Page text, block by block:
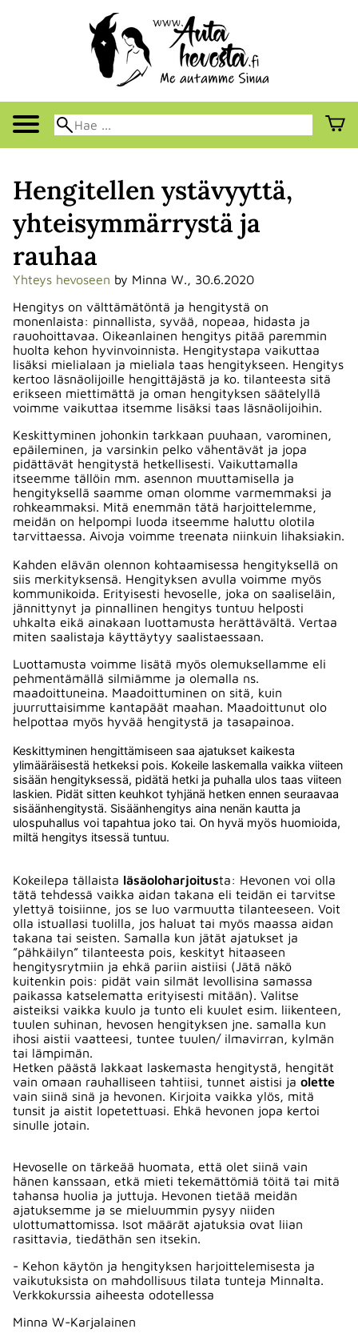
Hengitellen ystävyyttä,
yhteisymmärrystä ja
rauhaa
Yhteys hevoseen by Minna W., 30.6.2020
Hengitys on välttämätöntä ja hengitystä on
monenlaista: pinnallista, syvää, nopeaa, hidasta ja
rauohoittavaa. Oikeanlainen hengitys pitää paremmin
huolta kehon hyvinvoinnista. Hengitystapa vaikuttaa
lisäksi mielialaan ja mieliala taas hengitykseen. Hengitys
kertoo läsnäolijoille hengittäjästä ja ko. tilanteesta sitä
erikseen miettimättä ja oman hengityksen säätelyllä
voimme vaikuttaa itsemme lisäksi taas läsnäolijoihin.
Keskittyminen johonkin tarkkaan puuhaan, varominen,
epäileminen, ja varsinkin pelko vähentävät ja jopa
pidättävät hengitystä hetkellisesti. Vaikuttamalla
itseemme tällöin mm. asennon muuttamisella ja
hengityksellä saamme oman olomme varmemmaksi ja
rohkeammaksi. Mitä enemmän tätä harjoittelemme,
meidän on helpompi luoda itseemme haluttu olotila
tarvittaessa. Aivoja voimme treenata niinkuin lihaksiakin.
Kahden elävän olennon kohtaamisessa hengityksellä on
siis merkityksensä. Hengityksen avulla voimme myös
kommunikoida. Erityisesti hevoselle, joka on saaliseläin,
jännittynyt ja pinnallinen hengitys tuntuu helposti
uhkalta eikä ainakaan luottamusta herättävältä. Vertaa
miten saalistaja käyttäytyy saalistaessaan.
Luottamusta voimme lisätä myös olemuksellamme eli
pehmentämällä silmiämme ja olemalla ns.
maadoittuneina. Maadoittuminen on sitä, kuin
juurruttaisimme kantapäät maahan. Maadoittunut olo
helpottaa myös hyvää hengitystä ja tasapainoa.
Keskittyminen hengittämiseen saa ajatukset kaikesta
ylimääräisestä hetkeksi pois. Kokeile laskemalla vaikka viiteen
sisään hengityksessä, pidätä hetki ja puhalla ulos taas viiteen
laskien. Pidät sitten keuhkot tyhjänä hetken ennen seuraavaa
sisäänhengitystä. Sisäänhengitys aina nenän kautta ja
ulospuhallus voi tapahtua joko tai. On hyvä myös huomioida,
miltä hengitys itsessä tuntuu.
Kokeilepa tällaista läsäoloharjoitusta: Hevonen voi olla
tätä tehdessä vaikka aidan takana eli teidän ei tarvitse
ylettyä toisiinne, jos se luo varmuutta tilanteeseen. Voit
olla istuallasi tuolilla, jos haluat tai myös maassa aidan
takana tai seisten. Samalla kun jätät ajatukset ja
”pähkäilyn” tilanteesta pois, keskityt hitaaseen
hengitysrytmiin ja ehkä pariin aistiisi (Jätä näkö
kuitenkin pois: pidät vain silmät levollisina samassa
paikassa katselematta erityisesti mitään). Valitse
aisteiksi vaikka kuulo ja tunto eli kuulet esim. liikenteen,
tuulen suhinan, hevosen hengityksen jne. samalla kun
ihosi aistii vaatteesi, tuntee tuulen/ ilmavirran, kylmän
tai lämpimän.
Hetken päästä lakkaat laskemasta hengitystä, hengität
vain omaan rauhalliseen tahtiisi, tunnet aistisi ja olette
vain siinä sinä ja hevonen. Kirjoita vaikka ylös, mitä
tunsit ja aistit lopetettuasi. Ehkä hevonen jopa kertoi
sinulle jotain.
Hevoselle on tärkeää huomata, että olet siinä vain
hänen kanssaan, etkä mieti tekemättömiä töitä tai mitä
tahansa huolia ja juttuja. Hevonen tietää meidän
ajatuksemme ja se mieluummin pysyy niiden
ulottumattomissa. Isot määrät ajatuksia ovat liian
rasittavia, tiedäthän sen itsekin.
- Kehon käytön ja hengityksen harjoittelemisesta ja
vaikutuksista on mahdollisuus tilata tunteja Minnalta.
Verkkokurssia aiheesta odotellessa
Minna W-Karjalainen